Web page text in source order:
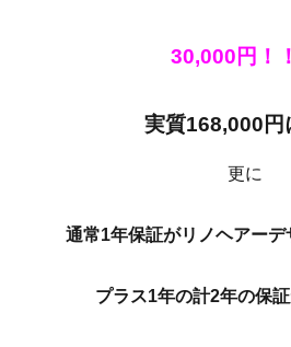
30,000円！
実質168,000円
更に
通常1年保証がリノヘアー
プラス1年の計2年の保証